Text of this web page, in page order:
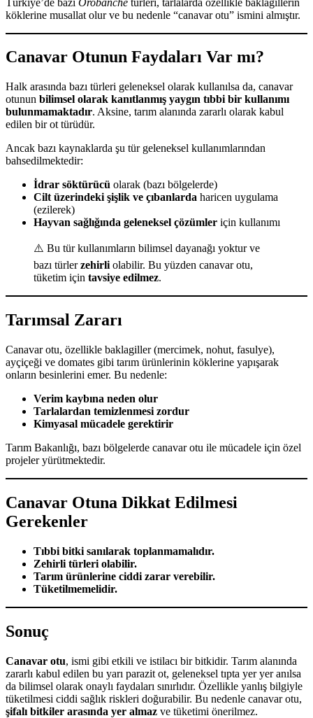
köklerine musallat olur ve bu nedenle “canavar otu” ismini almıştır.
Canavar Otunun Faydaları Var mı?
Halk arasında bazı türleri geleneksel olarak kullanılsa da, canavar
otunun bilimsel olarak kanıtlanmış yaygın tıbbi bir kullanımı
bulunmamaktadır. Aksine, tarım alanında zararlı olarak kabul
edilen bir ot türüdür.
Ancak bazı kaynaklarda şu tür geleneksel kullanımlarından
bahsedilmektedir:
İdrar söktürücü olarak (bazı bölgelerde)
Cilt üzerindeki şişlik ve çıbanlarda haricen uygulama
(ezilerek)
Hayvan sağlığında geleneksel çözümler için kullanımı
⚠️ Bu tür kullanımların bilimsel dayanağı yoktur ve
bazı türlerzehirli olabilir. Bu yüzden canavar otu,
tüketim için tavsiye edilmez.
Tarımsal Zararı
Canavar otu, özellikle baklagiller (mercimek, nohut, fasulye),
ayçiçeği ve domates gibi tarım ürünlerinin köklerine yapışarak
onların besinlerini emer. Bu nedenle:
Verim kaybına neden olur
Tarlalardan temizlenmesi zordur
Kimyasal mücadele gerektirir
Tarım Bakanlığı, bazı bölgelerde canavar otu ile mücadele için özel
projeler yürütmektedir.
Canavar Otuna Dikkat Edilmesi
Gerekenler
Tıbbi bitki sanılarak toplanmamalıdır.
Zehirli türleri olabilir.
Tarım ürünlerine ciddi zarar verebilir.
Tüketilmemelidir.
Sonuç
Canavar otu, ismi gibi etkili ve istilacı bir bitkidir. Tarım alanında
zararlı kabul edilen bu yarı parazit ot, geleneksel tıpta yer yer anılsa
da bilimsel olarak onaylı faydaları sınırlıdır. Özellikle yanlış bilgiyle
tüketilmesi ciddi sağlık riskleri doğurabilir. Bu nedenle canavar otu,
şifalı bitkiler arasında yer almaz ve tüketimi önerilmez.